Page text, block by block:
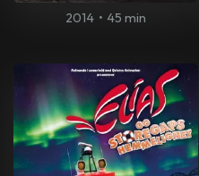
2014 • 45 min